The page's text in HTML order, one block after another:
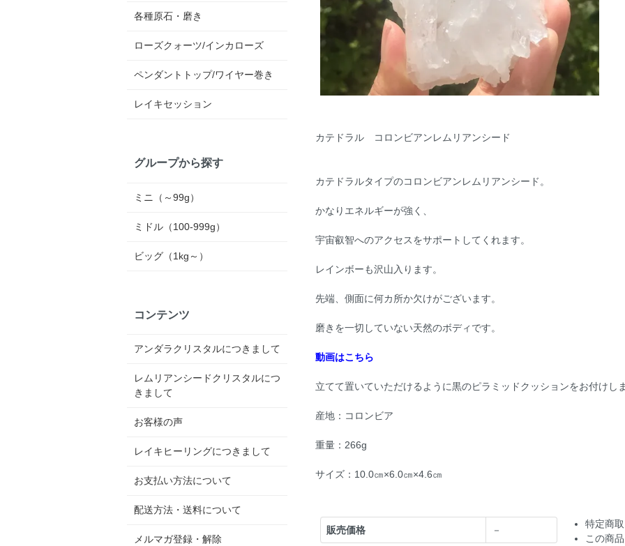
カテドラル コロンビアンレムリアンシード
カテドラルタイプのコロンビアンレムリアンシード。
かなりエネルギーが強く、
宇宙叡智へのアクセスをサポートしてくれます。
レインボーも沢山入ります。
先端、側面に何カ所か欠けがございます。
磨きを一切していない天然のボディです。
動画はこちら
立てて置いていただけるように黒のピラミッドクッションをお付けし
産地：コロンビア
重量：266g
サイズ：10.0㎝×6.0㎝×4.6㎝
販売価格 －
特定商
この商
各種原石・磨き
ローズクォーツ/インカローズ
ペンダントトップ/ワイヤー巻き
レイキセッション
グループから探す
ミニ（～99g）
ミドル（100-999g）
ビッグ（1kg～）
コンテンツ
アンダラクリスタルにつきまして
レムリアンシードクリスタルにつ
きまして
お客様の声
レイキヒーリングにつきまして
お支払い方法について
配送方法・送料について
メルマガ登録・解除